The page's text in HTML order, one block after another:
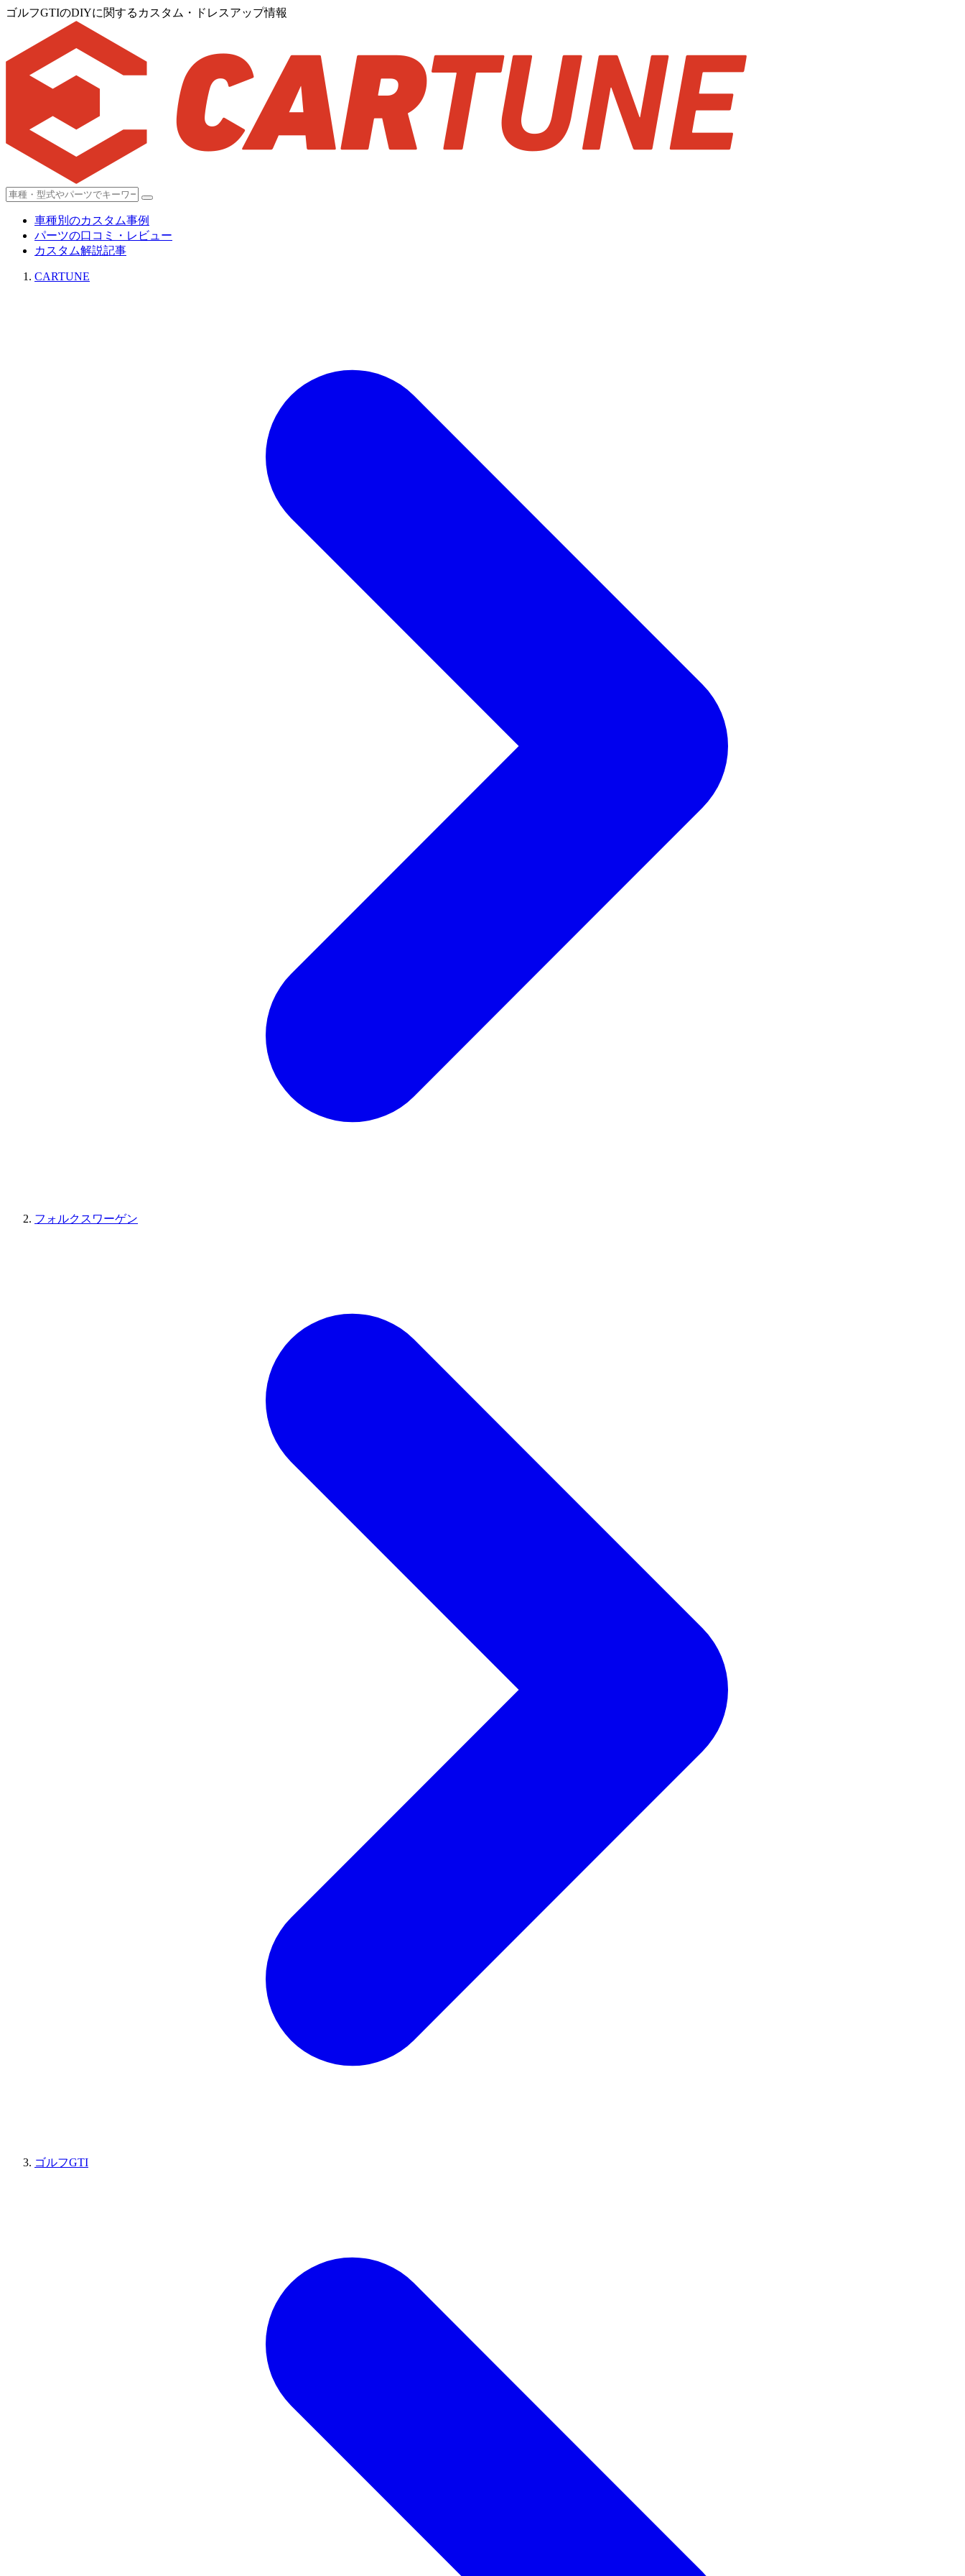
ゴルフGTIのDIYに関するカスタム・ドレスアップ情報
車種別のカスタム事例
パーツの口コミ・レビュー
カスタム解説記事
CARTUNE
フォルクスワーゲン
ゴルフGTI